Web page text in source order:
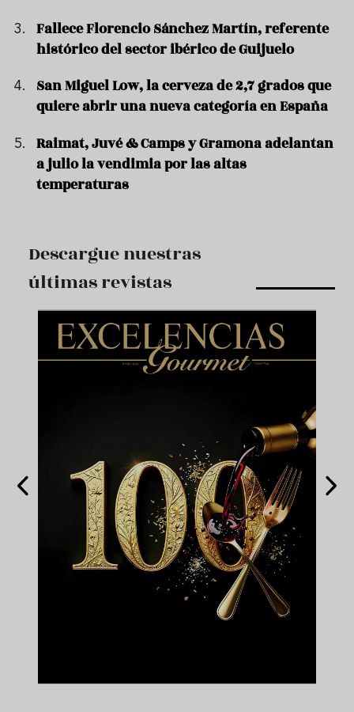
Fallece Florencio Sánchez Martín, referente
histórico del sector ibérico de Guijuelo
San Miguel Low, la cerveza de 2,7 grados que
quiere abrir una nueva categoría en España
Raimat, Juvé & Camps y Gramona adelantan
a julio la vendimia por las altas
temperaturas
Descargue nuestras
últimas revistas